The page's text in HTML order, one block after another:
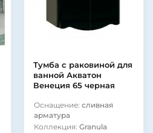
Тумба с раковиной для
ванной Акватон
Венеция 65 черная
Оснащение: сливная
арматура
Коллекция: Granula